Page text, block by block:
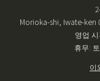
Morioka-shi, Iwate-ken
영업
휴무:
이